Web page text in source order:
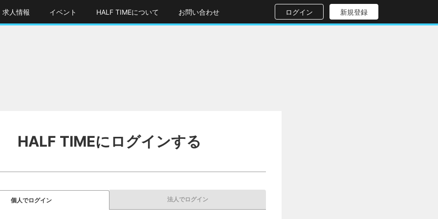
求人情報 イベント HALF TIMEについて お問い合わせ ログイン 新規登録
HALF TIMEにログインする
個人でログイン 法人でログイン